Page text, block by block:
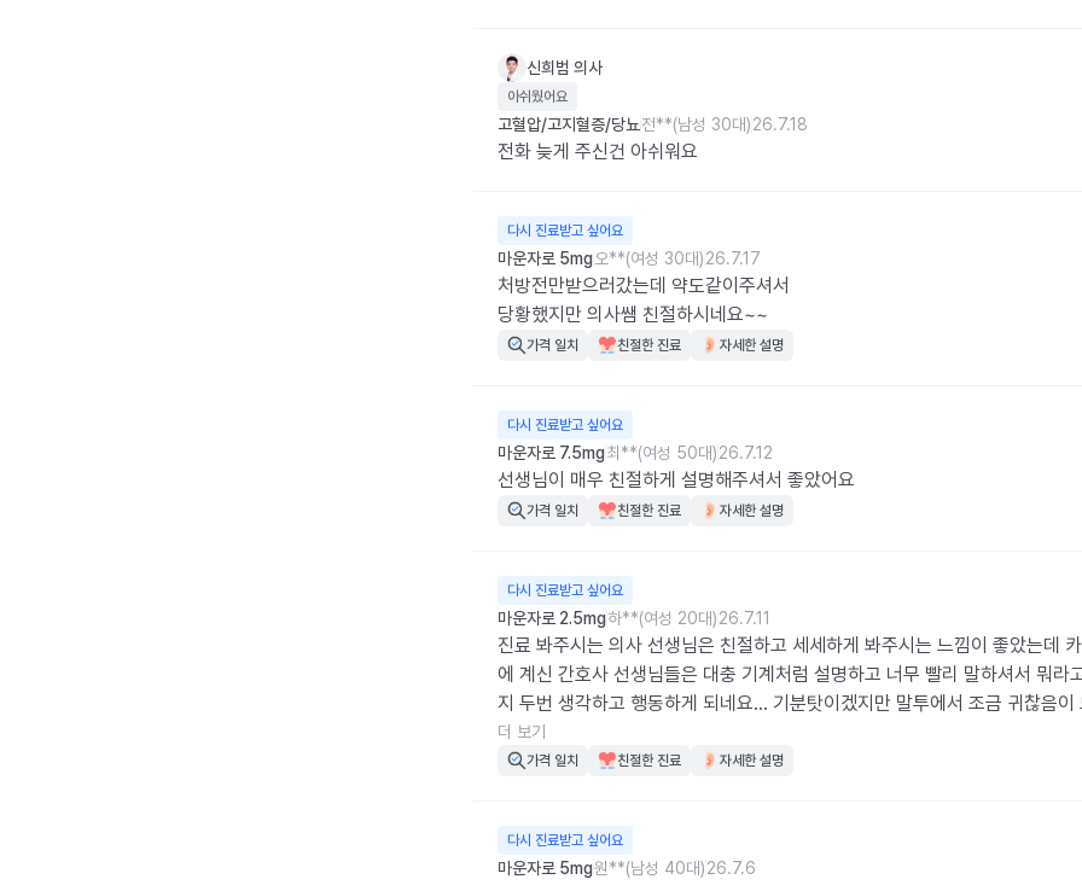
신희범 의사
아쉬웠어요
고혈압/고지혈증/당뇨전**(남성 30대)26.7.18
전화 늦게 주신건 아쉬워요
다시 진료받고 싶어요
마운자로 5mg오**(여성 30대)26.7.17
처방전만받으러갔는데 약도같이주셔서
당황했지만 의사쌤 친절하시네요~~
가격 일치 친절한 진료 자세한 설명
다시 진료받고 싶어요
마운자로 7.5mg최**(여성 50대)26.7.12
선생님이 매우 친절하게 설명해주셔서 좋았어요
가격 일치 친절한 진료 자세한 설명
다시 진료받고 싶어요
마운자로 2.5mg하**(여성 20대)26.7.11
진료 봐주시는 의사 선생님은 친절하고 세세하게 봐주시는 느낌이 좋았는데
에 계신 간호사 선생님들은 대충 기계처럼 설명하고 너무 빨리 말하셔서 뭐라
지 두번 생각하고 행동하게 되네요... 기분탓이겠지만 말투에서 조금 귀찮음이
지는 느낌이네요 조금만 천천히 친절하게 해주셨으면 좋았을텐데 아쉬웠어요
더 보기
가격 일치 친절한 진료 자세한 설명
다시 진료받고 싶어요
마운자로 5mg원**(남성 40대)26.7.6